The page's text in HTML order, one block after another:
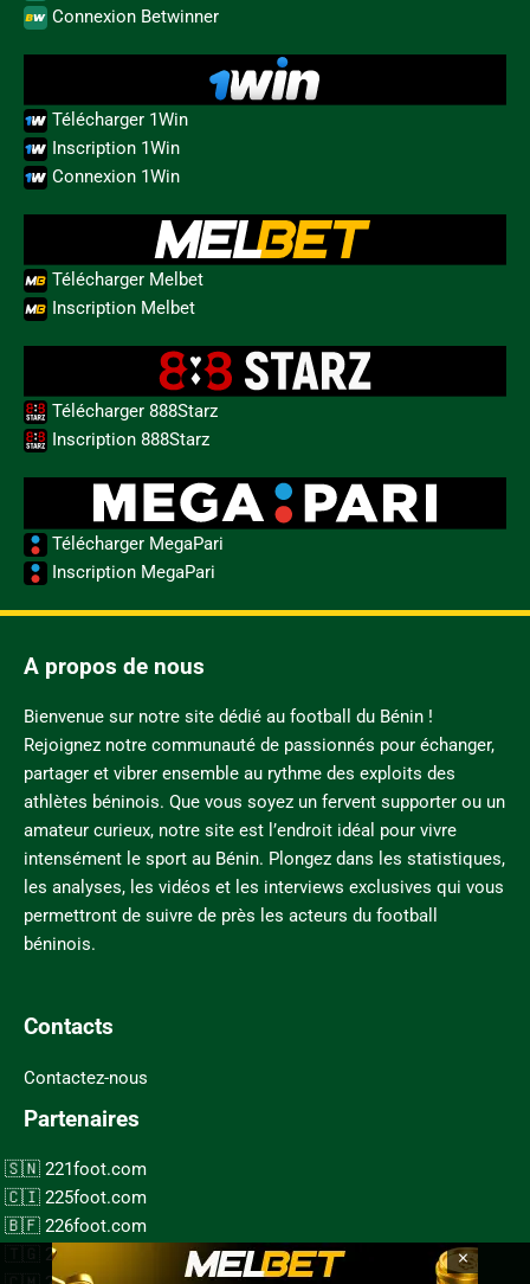
Connexion Betwinner
Télécharger 1Win
Inscription 1Win
Connexion 1Win
Télécharger Melbet
Inscription Melbet
Télécharger 888Starz
Inscription 888Starz
Télécharger MegaPari
Inscription MegaPari
A propos de nous
Bienvenue sur notre site dédié au football du Bénin !
Rejoignez notre communauté de passionnés pour échanger,
partager et vibrer ensemble au rythme des exploits des
athlètes béninois. Que vous soyez un fervent supporter ou un
amateur curieux, notre site est l’endroit idéal pour vivre
intensément le sport au Bénin. Plongez dans les statistiques,
les analyses, les vidéos et les interviews exclusives qui vous
permettront de suivre de près les acteurs du football
béninois.
Contacts
Contactez-nous
Partenaires
221foot.com
225foot.com
226foot.com
228foot.com
×